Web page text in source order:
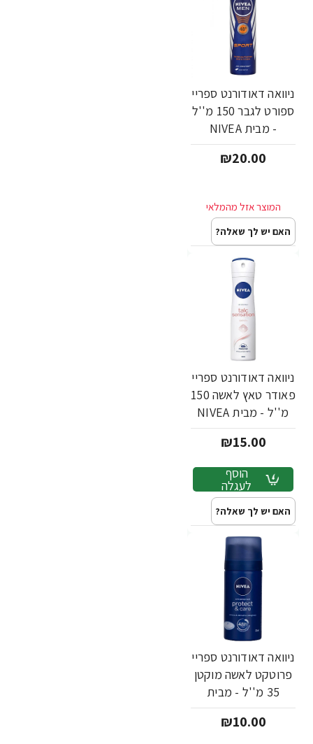
ניוואה דאודורנט ספריי
ספורט לגבר 150 מ''ל
- מבית NIVEA
₪20.00
האם יש לך שאלה?
ניוואה דאודורנט ספריי
פאודר טאץ לאשה 150
מ''ל - מבית NIVEA
₪15.00
הוסף
לעגלה
האם יש לך שאלה?
ניוואה דאודורנט ספריי
פרוטקט לאשה מוקטן
35 מ''ל - מבית
NIVEA
₪10.00